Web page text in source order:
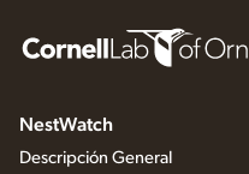
NestWatch
Descripción General